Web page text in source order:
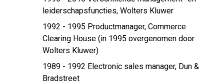
leiderschapsfuncties, Wolters Kluwer
1992 - 1995 Productmanager, Commerce
Clearing House (in 1995 overgenomen door
Wolters Kluwer)
1989 - 1992 Electronic sales manager, Dun &
Bradstreet